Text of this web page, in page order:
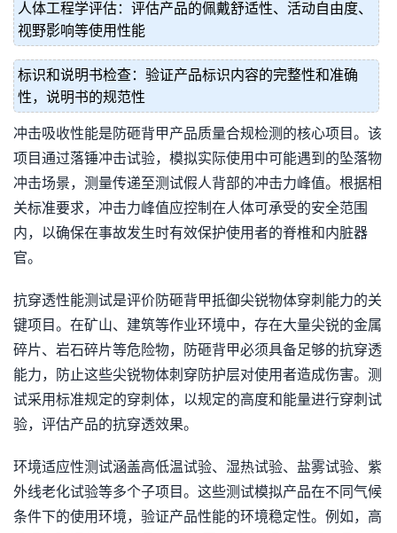
人体工程学评估：评估产品的佩戴舒适性、活动自由度、
视野影响等使用性能
标识和说明书检查：验证产品标识内容的完整性和准确
性，说明书的规范性
冲击吸收性能是防砸背甲产品质量合规检测的核心项目。该
项目通过落锤冲击试验，模拟实际使用中可能遇到的坠落物
冲击场景，测量传递至测试假人背部的冲击力峰值。根据相
关标准要求，冲击力峰值应控制在人体可承受的安全范围
内，以确保在事故发生时有效保护使用者的脊椎和内脏器
官。
抗穿透性能测试是评价防砸背甲抵御尖锐物体穿刺能力的关
键项目。在矿山、建筑等作业环境中，存在大量尖锐的金属
碎片、岩石碎片等危险物，防砸背甲必须具备足够的抗穿透
能力，防止这些尖锐物体刺穿防护层对使用者造成伤害。测
试采用标准规定的穿刺体，以规定的高度和能量进行穿刺试
验，评估产品的抗穿透效果。
环境适应性测试涵盖高低温试验、湿热试验、盐雾试验、紫
外线老化试验等多个子项目。这些测试模拟产品在不同气候
条件下的使用环境，验证产品性能的环境稳定性。例如，高